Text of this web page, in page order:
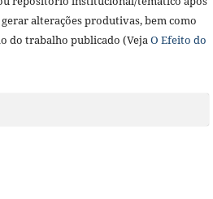
alterações produtivas, bem como
do trabalho publicado (VejaO Efeito do